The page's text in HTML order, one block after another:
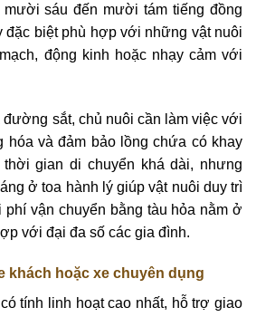
sáu đến mười tám tiếng đồng
đặc biệt phù hợp với những vật nuôi
động kinh hoặc nhạy cảm với
sắt, chủ nuôi cần làm việc với
hóa và đảm bảo lồng chứa có khay
gian di chuyển khá dài, nhưng
ở toa hành lý giúp vật nuôi duy trì
vận chuyển bằng tàu hỏa nằm ở
với đại đa số các gia đình.
khách hoặc xe chuyên dụng
tính linh hoạt cao nhất, hỗ trợ giao